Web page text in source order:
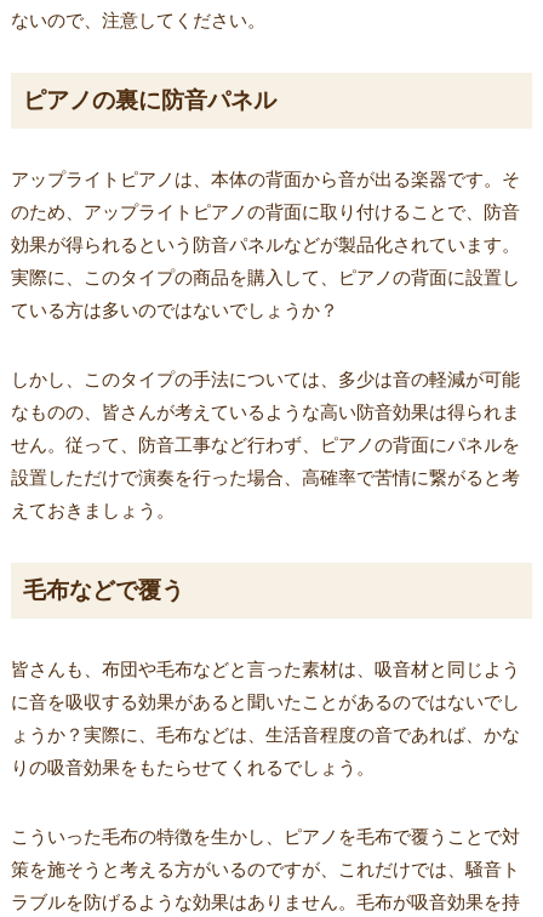
ないので、注意してください。
ピアノの裏に防音パネル
アップライトピアノは、本体の背面から音が出る楽器です。そ
のため、アップライトピアノの背面に取り付けることで、防音
効果が得られるという防音パネルなどが製品化されています。
実際に、このタイプの商品を購入して、ピアノの背面に設置し
ている方は多いのではないでしょうか？
しかし、このタイプの手法については、多少は音の軽減が可能
なものの、皆さんが考えているような高い防音効果は得られま
せん。従って、防音工事など行わず、ピアノの背面にパネルを
設置しただけで演奏を行った場合、高確率で苦情に繋がると考
えておきましょう。
毛布などで覆う
皆さんも、布団や毛布などと言った素材は、吸音材と同じよう
に音を吸収する効果があると聞いたことがあるのではないでし
ょうか？実際に、毛布などは、生活音程度の音であれば、かな
りの吸音効果をもたらせてくれるでしょう。
こういった毛布の特徴を生かし、ピアノを毛布で覆うことで対
策を施そうと考える方がいるのですが、これだけでは、騒音ト
ラブルを防げるような効果はありません。毛布が吸音効果を持